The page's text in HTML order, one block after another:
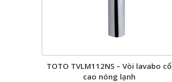
TOTO TVLM112NS – Vòi lavabo cổ
cao nóng lạnh